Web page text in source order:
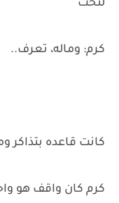
لتحت
كرم: وماله، تعرف..
كانت قاعده بتذاكر
كرم كان واقف هو